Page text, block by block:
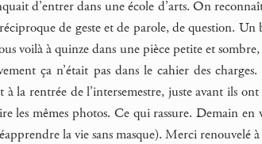
d’entrer dans une école d’arts. On
de geste et de parole, de question.
voilà à quinze dans une pièce petite et
ça n’était pas dans le cahier des
à la rentrée de l’intersemestre, juste avant ils
les mêmes photos. Ce qui rassure. Demain
la vie sans masque). Merci renouvelé à